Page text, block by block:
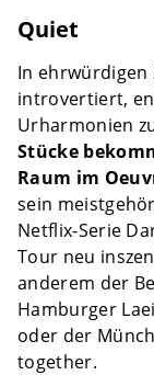
Quiet
In ehrwürdigen
introvertiert,
Urharmonien
Stücke
Raum im
sein
Netflix-Serie
Tour neu
anderem der
Hamburger
oder der
together.